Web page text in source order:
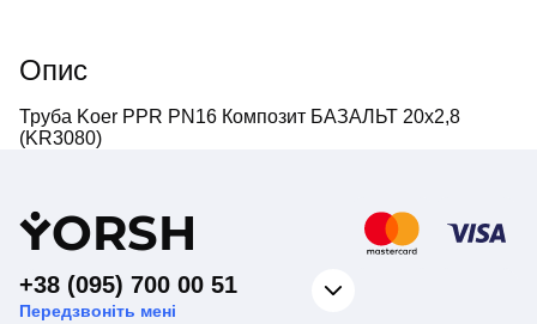
Опис
Труба Koer PPR PN16 Композит БАЗАЛЬТ 20х2,8
(KR3080)
YORSH
+38 (095) 700 00 51
Передзвоніть мені